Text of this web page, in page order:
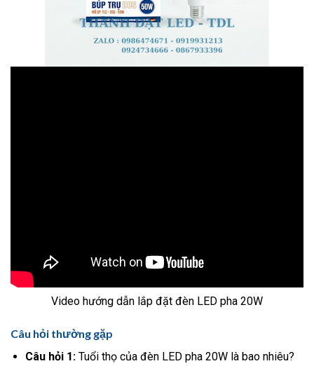
Video hướng dẫn lắp đặt đèn LED pha 20W
Câu hỏi thường gặp
Câu hỏi 1:Tuổi thọ của đèn LED pha 20W là bao nhiêu?